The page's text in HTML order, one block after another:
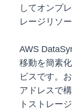
してオンプ
レージリソ
AWS
移動を簡素
ビスです。
アドレスで
トストレー